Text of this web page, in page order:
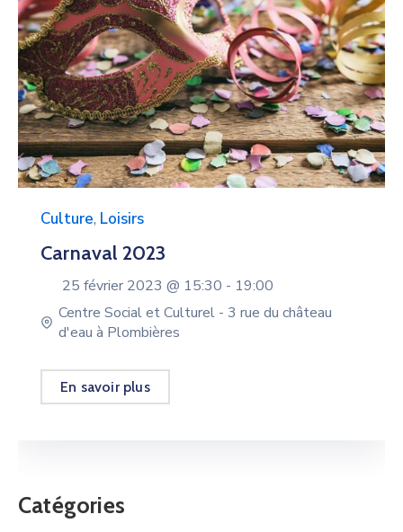
Culture, Loisirs
Carnaval 2023
25 février 2023 @ 15:30 - 19:00
Centre Social et Culturel - 3 rue du château
d'eau à Plombières
En savoir plus
Catégories